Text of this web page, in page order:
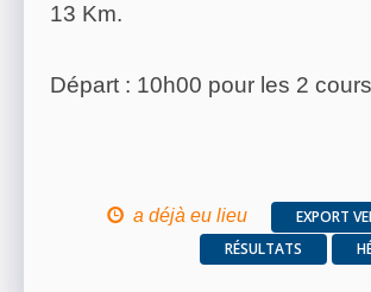
13 Km.
Départ : 10h00 pour les 2
a déjà eu lieu
EXPORT
RÉSULTATS